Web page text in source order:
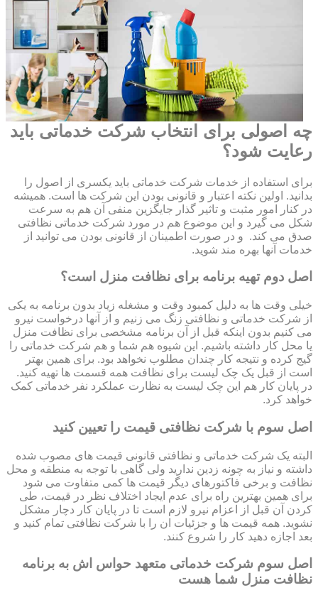
چه اصولی برای انتخاب شرکت خدماتی باید
رعایت شود؟
برای استفاده از خدمات شرکت خدماتی باید یکسری از اصول را
بدانید. اولین نکته اعتبار و قانونی بودن این شرکت ها است. همیشه
در کنار امور مثبت و تاثیر گذار جایگزین منفی آن هم به سرعت
شکل می گیرد و این موضوع هم در مورد شرکت خدماتی نظافتی
صدق می کند. و در صورت اطمینان از قانونی بودن می توانید از
خدمات آنها بهره مند شوید.
اصل دوم تهیه برنامه برای نظافت منزل است؟
خیلی وقت ها به دلیل کمبود وقت و مشغله زیاد بدون برنامه به یکی
از شرکت خدماتی و نظافتی زنگ می زنیم و از آنها درخواست نیرو
می کنیم بدون اینکه قبل از آن برنامه مشخصی برای نظافت منزل
یا محل کار داشته باشیم. این شیوه هم شما و هم شرکت خدماتی را
گیج کرده و نتیجه کار چندان مطلوب نخواهد بود. برای همین بهتر
است از قبل یک چک لیست برای نظافت همه قسمت ها تهیه کنید.
در پایان کار هم این چک لیست به نظارت عملکرد نفر خدماتی کمک
خواهد کرد.
اصل سوم با شرکت نظافتی قیمت را تعیین کنید
البته یک شرکت خدماتی و نظافتی قانونی قیمت های مصوب شده
داشته و نیاز به چونه زدین ندارید ولی گاهی با توجه به منطقه و محل
نظافت و برخی فاکتورهای دیگر قیمت ها کمی متفاوت می شود
برای همین بهترین راه برای عدم ایجاد اختلاف نظر در قیمت، طی
کردن آن قبل از اعزام نیرو لازم است تا در پایان کار دچار مشکل
نشوید. همه قیمت ها و جزئیات ان را با شرکت نظافتی تمام کنید و
بعد اجازه دهید کار را شروع کنند.
اصل سوم شرکت خدماتی متعهد حواس اش به برنامه
نظافت منزل شما هست